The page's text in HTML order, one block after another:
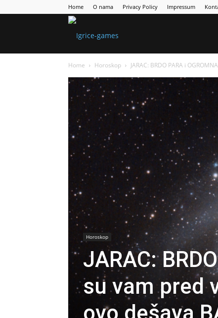
Home O nama Privacy Policy Impressum
Home Horoskop JARAC: BRDO PARA i
Horoskop
JARAC:
su vam pred